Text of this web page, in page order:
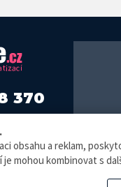
370
© E-
zaevidovat
obsahu a reklam,
je mohou kombinovat s